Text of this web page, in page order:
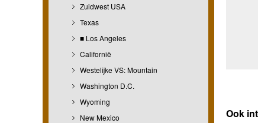
Zuidwest USA
Texas
■ Los Angeles
Californië
Westelijke VS: Mountain
Washington D.C.
Wyoming
New Mexico
Ook